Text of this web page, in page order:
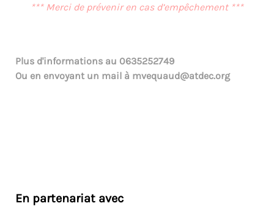
*** Merci de prévenir en cas d’empêchement ***
Plus d'informations au 0635252749
Ou en envoyant un mail à mvequaud@atdec.org
En partenariat avec